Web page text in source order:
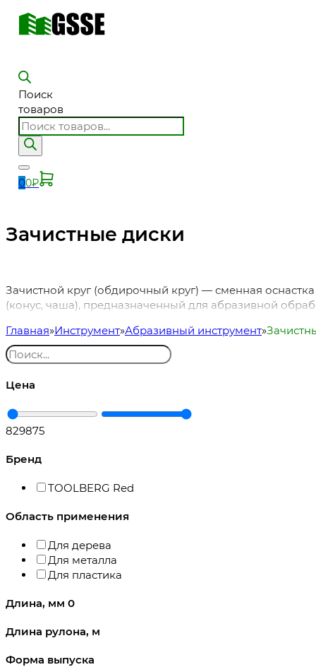
Поиск
товаров
00₽
Зачистные диски
Зачистной круг (обдирочный круг) — сменная
(конус, чаша), предназначенный для абразивной
Главная Инструмент Абразивный инструмент
Цена
829875
Бренд
TOOLBERG Red
Область применения
Для дерева
Для металла
Для пластика
Длина, мм 0
Длина рулона, м
Форма выпуска